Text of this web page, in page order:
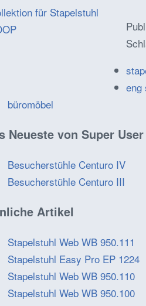
eng
büromöbel
Neueste von Super User
Besucherstühle Centuro IV
Besucherstühle Centuro III
Artikel
Stapelstuhl Web WB 950.111
Stapelstuhl Easy Pro EP 1224
Stapelstuhl Web WB 950.110
Stapelstuhl Web WB 950.100